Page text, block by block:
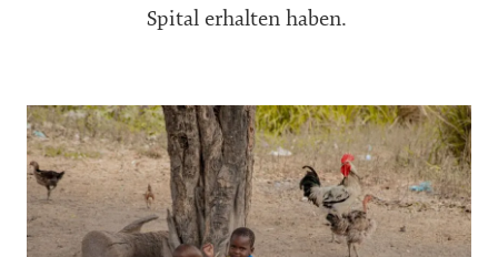
Spital erhalten haben.